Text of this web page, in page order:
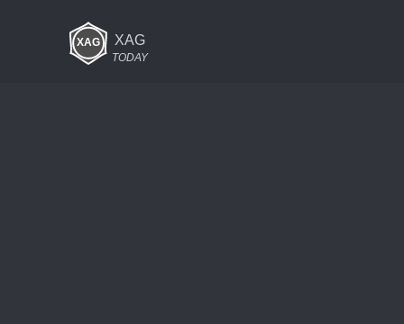
XAG
TODAY